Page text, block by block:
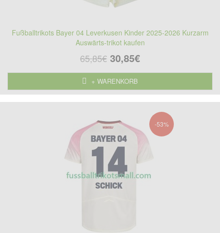
Fußballtrikots Bayer 04 Leverkusen Kinder 2025-2026 Kurzarm
Auswärts-trikot kaufen
65,85€ 30,85€
+ WARENKORB
-53%